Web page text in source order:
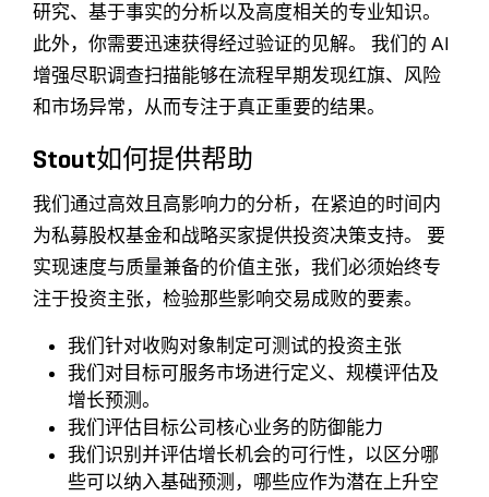
研究、基于事实的分析以及高度相关的专业知识。
此外，你需要迅速获得经过验证的见解。 我们的 AI
增强尽职调查扫描能够在流程早期发现红旗、风险
和市场异常，从而专注于真正重要的结果。
Stout如何提供帮助
我们通过高效且高影响力的分析，在紧迫的时间内
为私募股权基金和战略买家提供投资决策支持。 要
实现速度与质量兼备的价值主张，我们必须始终专
注于投资主张，检验那些影响交易成败的要素。
我们针对收购对象制定可测试的投资主张
我们对目标可服务市场进行定义、规模评估及
增长预测。
我们评估目标公司核心业务的防御能力
我们识别并评估增长机会的可行性，以区分哪
些可以纳入基础预测，哪些应作为潜在上升空